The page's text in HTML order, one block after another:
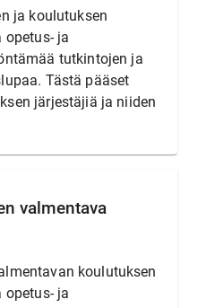
ja koulutuksen
opetus- ja
tutkintojen ja
Tästä pääset
järjestäjiä ja niiden
valmentava
koulutuksen
opetus- ja